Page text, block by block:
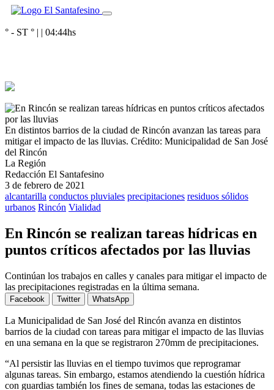
° - ST ° | | 04:44hs
En distintos barrios de la ciudad de Rincón avanzan las tareas para
mitigar el impacto de las lluvias. Crédito: Municipalidad de San José
del Rincón
La Región
Redacción El Santafesino
3 de febrero de 2021
alcantarilla conductos pluviales precipitaciones residuos sólidos
urbanos Rincón Vialidad
En Rincón se realizan tareas hídricas en
puntos críticos afectados por las lluvias
Continúan los trabajos en calles y canales para mitigar el impacto de
las precipitaciones registradas en la última semana.
Facebook Twitter WhatsApp
La Municipalidad de San José del Rincón avanza en distintos
barrios de la ciudad con tareas para mitigar el impacto de las lluvias
en una semana en la que se registraron 270mm de precipitaciones.
“Al persistir las lluvias en el tiempo tuvimos que reprogramar
algunas tareas. Sin embargo, estamos atendiendo la cuestión hídrica
con guardias también los fines de semana, todas las estaciones de